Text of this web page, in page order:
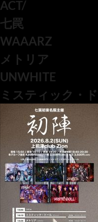
ACT/
七罠
WAAARZ
メトリア
UNWHITE
ミスティック・